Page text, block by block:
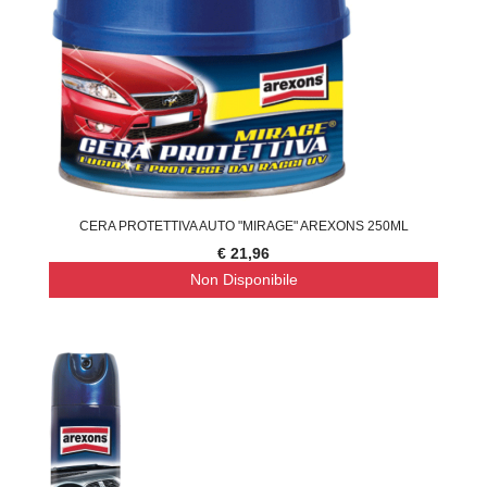
CERA PROTETTIVA AUTO "MIRAGE" AREXONS 250ML
€ 21,96
Non Disponibile